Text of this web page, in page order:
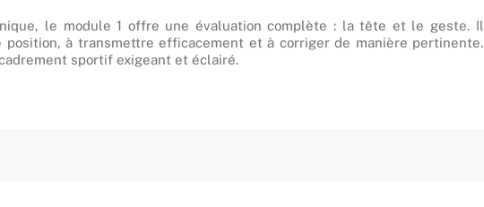
le module 1 offre une évaluation complète : la tête et le geste. Il
à transmettre efficacement et à corriger de manière pertinente.
sportif exigeant et éclairé.